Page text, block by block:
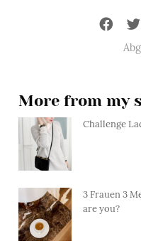
More from my
Challenge
3 Frauen 3
are you?